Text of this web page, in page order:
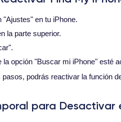
"Ajustes" en tu iPhone.
la parte superior.
la opción "Buscar mi iPhone" esté
podrás reactivar la función
para Desactivar